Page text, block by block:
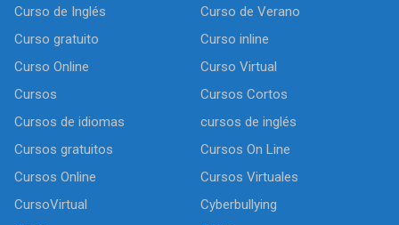
Curso de Inglés
Curso de Verano
Curso gratuito
Curso inline
Curso Online
Curso Virtual
Cursos
Cursos Cortos
Cursos de idiomas
cursos de inglés
Cursos gratuitos
Cursos On Line
Cursos Online
Cursos Virtuales
CursoVirtual
Cyberbullying